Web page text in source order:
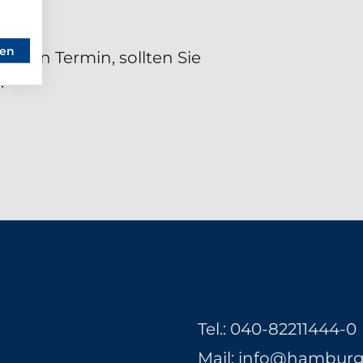
Termin, sollten Sie
Tel.: 040-82211444-0
Mail: